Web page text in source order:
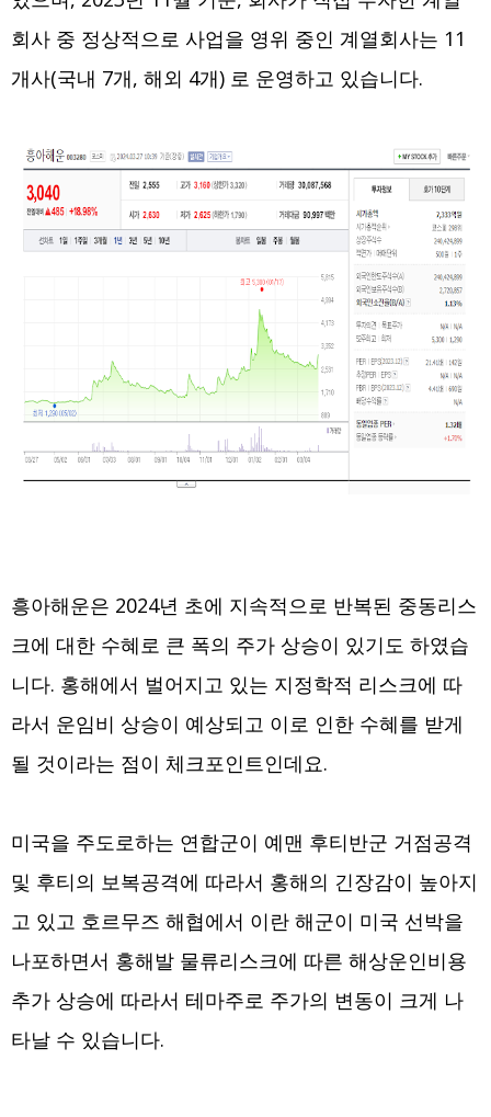
회사 중 정상적으로 사업을 영위 중인 계열회사는 11
개사(국내 7개, 해외 4개) 로 운영하고 있습니다.
흥아해운은 2024년 초에 지속적으로 반복된 중동리스
크에 대한 수혜로 큰 폭의 주가 상승이 있기도 하였습
니다. 홍해에서 벌어지고 있는 지정학적 리스크에 따
라서 운임비 상승이 예상되고 이로 인한 수혜를 받게
될 것이라는 점이 체크포인트인데요.
미국을 주도로하는 연합군이 예맨 후티반군 거점공격
및 후티의 보복공격에 따라서 홍해의 긴장감이 높아지
고 있고 호르무즈 해협에서 이란 해군이 미국 선박을
나포하면서 홍해발 물류리스크에 따른 해상운인비용
추가 상승에 따라서 테마주로 주가의 변동이 크게 나
타날 수 있습니다.